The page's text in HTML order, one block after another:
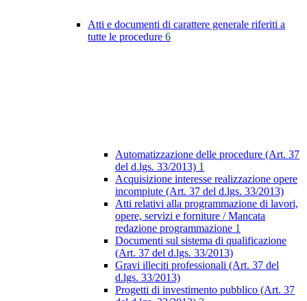
Atti e documenti di carattere generale riferiti a
tutte le procedure 6
Automatizzazione delle procedure (Art. 37
del d.lgs. 33/2013) 1
Acquisizione interesse realizzazione opere
incompiute (Art. 37 del d.lgs. 33/2013)
Atti relativi alla programmazione di lavori,
opere, servizi e forniture / Mancata
redazione programmazione 1
Documenti sul sistema di qualificazione
(Art. 37 del d.lgs. 33/2013)
Gravi illeciti professionali (Art. 37 del
d.lgs. 33/2013)
Progetti di investimento pubblico (Art. 37